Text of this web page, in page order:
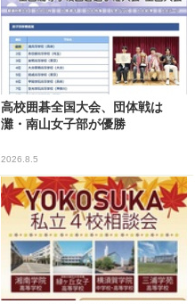
高校囲碁全国大会、団体戦は
灘・南山女子部が優勝
2026.8.5